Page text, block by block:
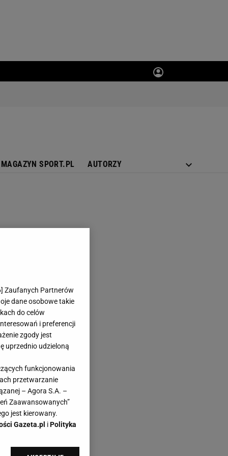
MAGAZYN SPORT.PL AUTORZY
] Zaufanych Partnerów
dane osobowe takie
do celów
i preferencji
zgody jest
uprzednio udzieloną
funkcjonowania
przetwarzanie
– Agora S.A. –
Zaawansowanych”
jest kierowany.
Gazeta.pl iPolityka